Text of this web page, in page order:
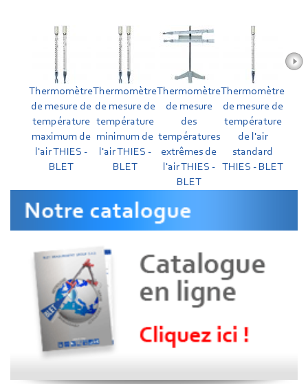
Thermomètre
de mesure de
température
maximum de
l'air THIES -
BLET
Thermomètre
de mesure de
température
minimum de
l'air THIES -
BLET
Thermomètre
de mesure
des
températures
extrêmes de
l'air THIES -
BLET
Thermomètre
de mesure de
température
de l'air
standard
THIES - BLET